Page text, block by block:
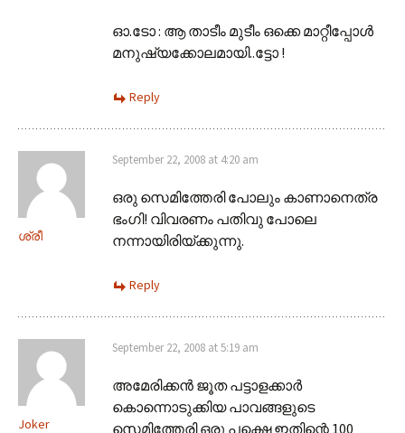
ഓ.ടോ : ആ താടീം മുടീം ഒക്കെ മാറ്റീപ്പോള്‍
മനുഷ്യക്കോലമായി..ട്ടോ !
Reply
ശ്രീ
September 22, 2008 at 4:20 am
ഒരു സെമിത്തേരി പോലും കാണാനെത്ര
ഭംഗി! വിവരണം പതിവു പോലെ
നന്നായിരിയ്ക്കുന്നു.
Reply
Joker
September 22, 2008 at 5:19 am
അമേരിക്കന്‍ ജൂത പട്ടാളക്കാര്‍
കൊന്നൊടുക്കിയ പാവങ്ങളുടെ
സെമിത്തേരി ഒരു പക്ഷെ ഇതിന്റെ 100